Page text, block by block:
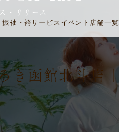
振袖・袴サービス イベント 店舗一覧
・リリース
函館北斗店｜